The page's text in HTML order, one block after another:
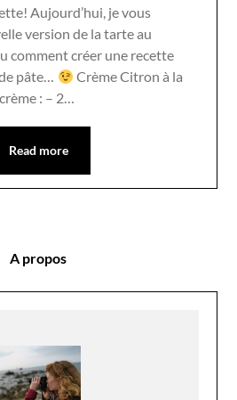
Aujourd’hui, je vous
version de la tarte au
comment créer une recette
pâte…
Crème Citron à la
: – 2…
Read more
A propos